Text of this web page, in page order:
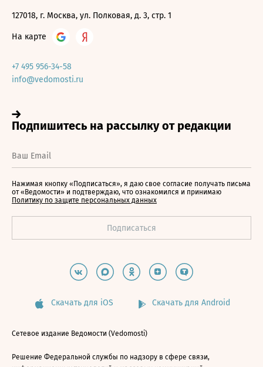
127018, г. Москва, ул. Полковая, д. 3, стр. 1
На карте
+7 495 956-34-58
info@vedomosti.ru
Нажимая кнопку «Подписаться», я даю свое согласие получать письма
от «Ведомости» и подтверждаю, что ознакомился и принимаю
Политику по защите персональных данных
Скачать для iOS Скачать для Android
Сетевое издание Ведомости (Vedomosti)
Решение Федеральной службы по надзору в сфере связи,